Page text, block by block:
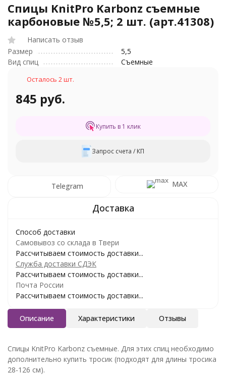
Спицы KnitPro Karbonz съемные
карбоновые №5,5; 2 шт. (арт.41308)
Написать отзыв
Размер
5,5
Вид спиц
Съемные
Осталось 2 шт.
845 руб.
Купить в 1 клик
Запрос счета / КП
Telegram MAX
Способ доставки
Самовывоз со склада в Твери
Рассчитываем стоимость доставки...
Служба доставки СДЭК
Рассчитываем стоимость доставки...
Почта России
Рассчитываем стоимость доставки...
Описание Характеристики Отзывы
Спицы KnitPro Karbonz съемные. Для этих спиц необходимо
дополнительно купить тросик (подходят для длины тросика
28-126 см).